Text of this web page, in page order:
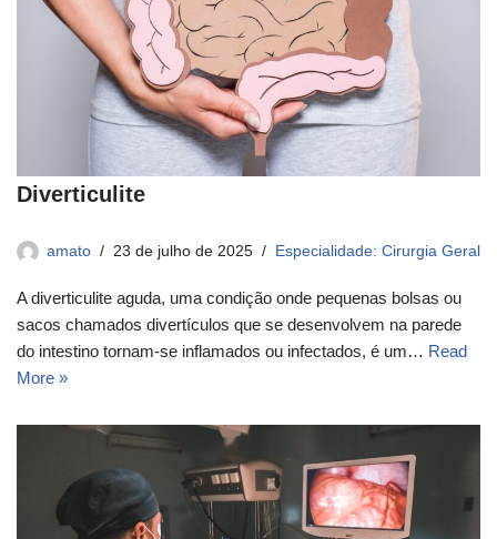
Diverticulite
amato 23 de julho de 2025 Especialidade: Cirurgia Geral
A diverticulite aguda, uma condição onde pequenas bolsas ou
sacos chamados divertículos que se desenvolvem na parede
do intestino tornam-se inflamados ou infectados, é um… Read
More »